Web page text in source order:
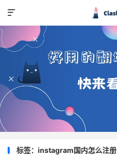

标签：instagram国内怎么注册